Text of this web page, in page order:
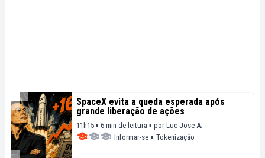
SpaceX evita a queda esperada após
grande liberação de ações
11h15 ▪ 6 min de leitura ▪ por Luc Jose A.
Informar-se ▪ Tokenização